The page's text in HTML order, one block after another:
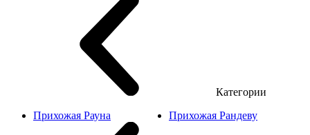
Категории
Прихожая Рауна
Прихожая Рандеву